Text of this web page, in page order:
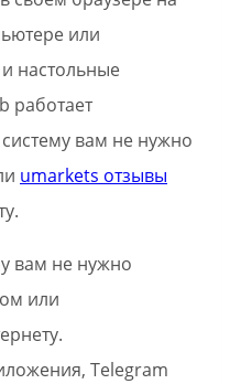
или
настольные
работает
вам не нужно
umarkets отзывы
вам не нужно
или
Telegram